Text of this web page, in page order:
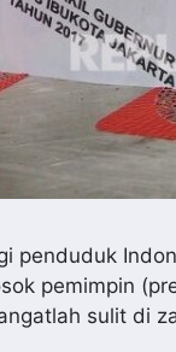
penduduk
pemimpin
sulit di